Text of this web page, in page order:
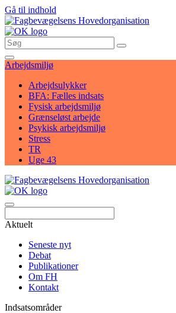
Gå til indhold
Arbejdsmiljø
Arbejdsulykker
BFA: Fælles indsats
Fysisk arbejdsmiljø
Grænseløst arbejde
Psykisk arbejdsmiljø
Stress
TR
Uge 43
Aktuelt
Seneste nyt
Debat
Publikationer
Om FH
Kontakt
Indsatsområder